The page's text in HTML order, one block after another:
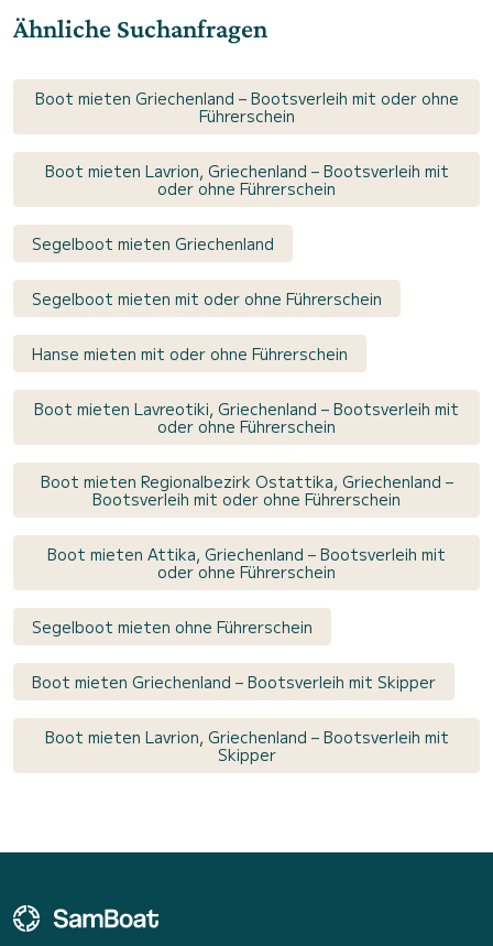
Ähnliche Suchanfragen
Boot mieten Griechenland – Bootsverleih mit oder ohne
Führerschein
Boot mieten Lavrion, Griechenland – Bootsverleih mit
oder ohne Führerschein
Segelboot mieten Griechenland
Segelboot mieten mit oder ohne Führerschein
Hanse mieten mit oder ohne Führerschein
Boot mieten Lavreotiki, Griechenland – Bootsverleih mit
oder ohne Führerschein
Boot mieten Regionalbezirk Ostattika, Griechenland –
Bootsverleih mit oder ohne Führerschein
Boot mieten Attika, Griechenland – Bootsverleih mit
oder ohne Führerschein
Segelboot mieten ohne Führerschein
Boot mieten Griechenland – Bootsverleih mit Skipper
Boot mieten Lavrion, Griechenland – Bootsverleih mit
Skipper